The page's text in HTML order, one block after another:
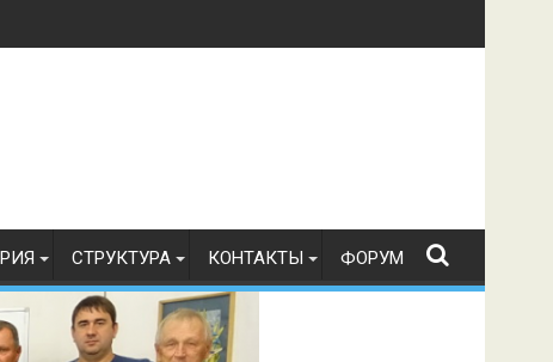
по радиоспорту 21.07.2026 г.
СТРУКТУРА КОНТАКТЫ ФОРУМ